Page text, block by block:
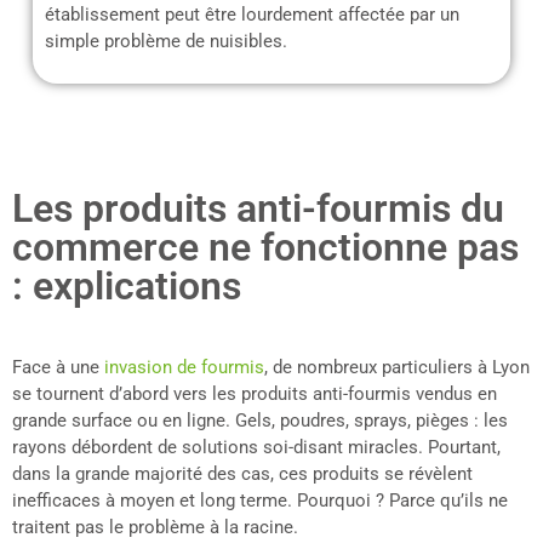
établissement peut être lourdement affectée par un
simple problème de nuisibles.
Les produits anti-fourmis du
commerce ne fonctionne pas
: explications
Face à une invasion de fourmis, de nombreux particuliers à Lyon
se tournent d’abord vers les produits anti-fourmis vendus en
grande surface ou en ligne. Gels, poudres, sprays, pièges : les
rayons débordent de solutions soi-disant miracles. Pourtant,
dans la grande majorité des cas, ces produits se révèlent
inefficaces à moyen et long terme. Pourquoi ? Parce qu’ils ne
traitent pas le problème à la racine.